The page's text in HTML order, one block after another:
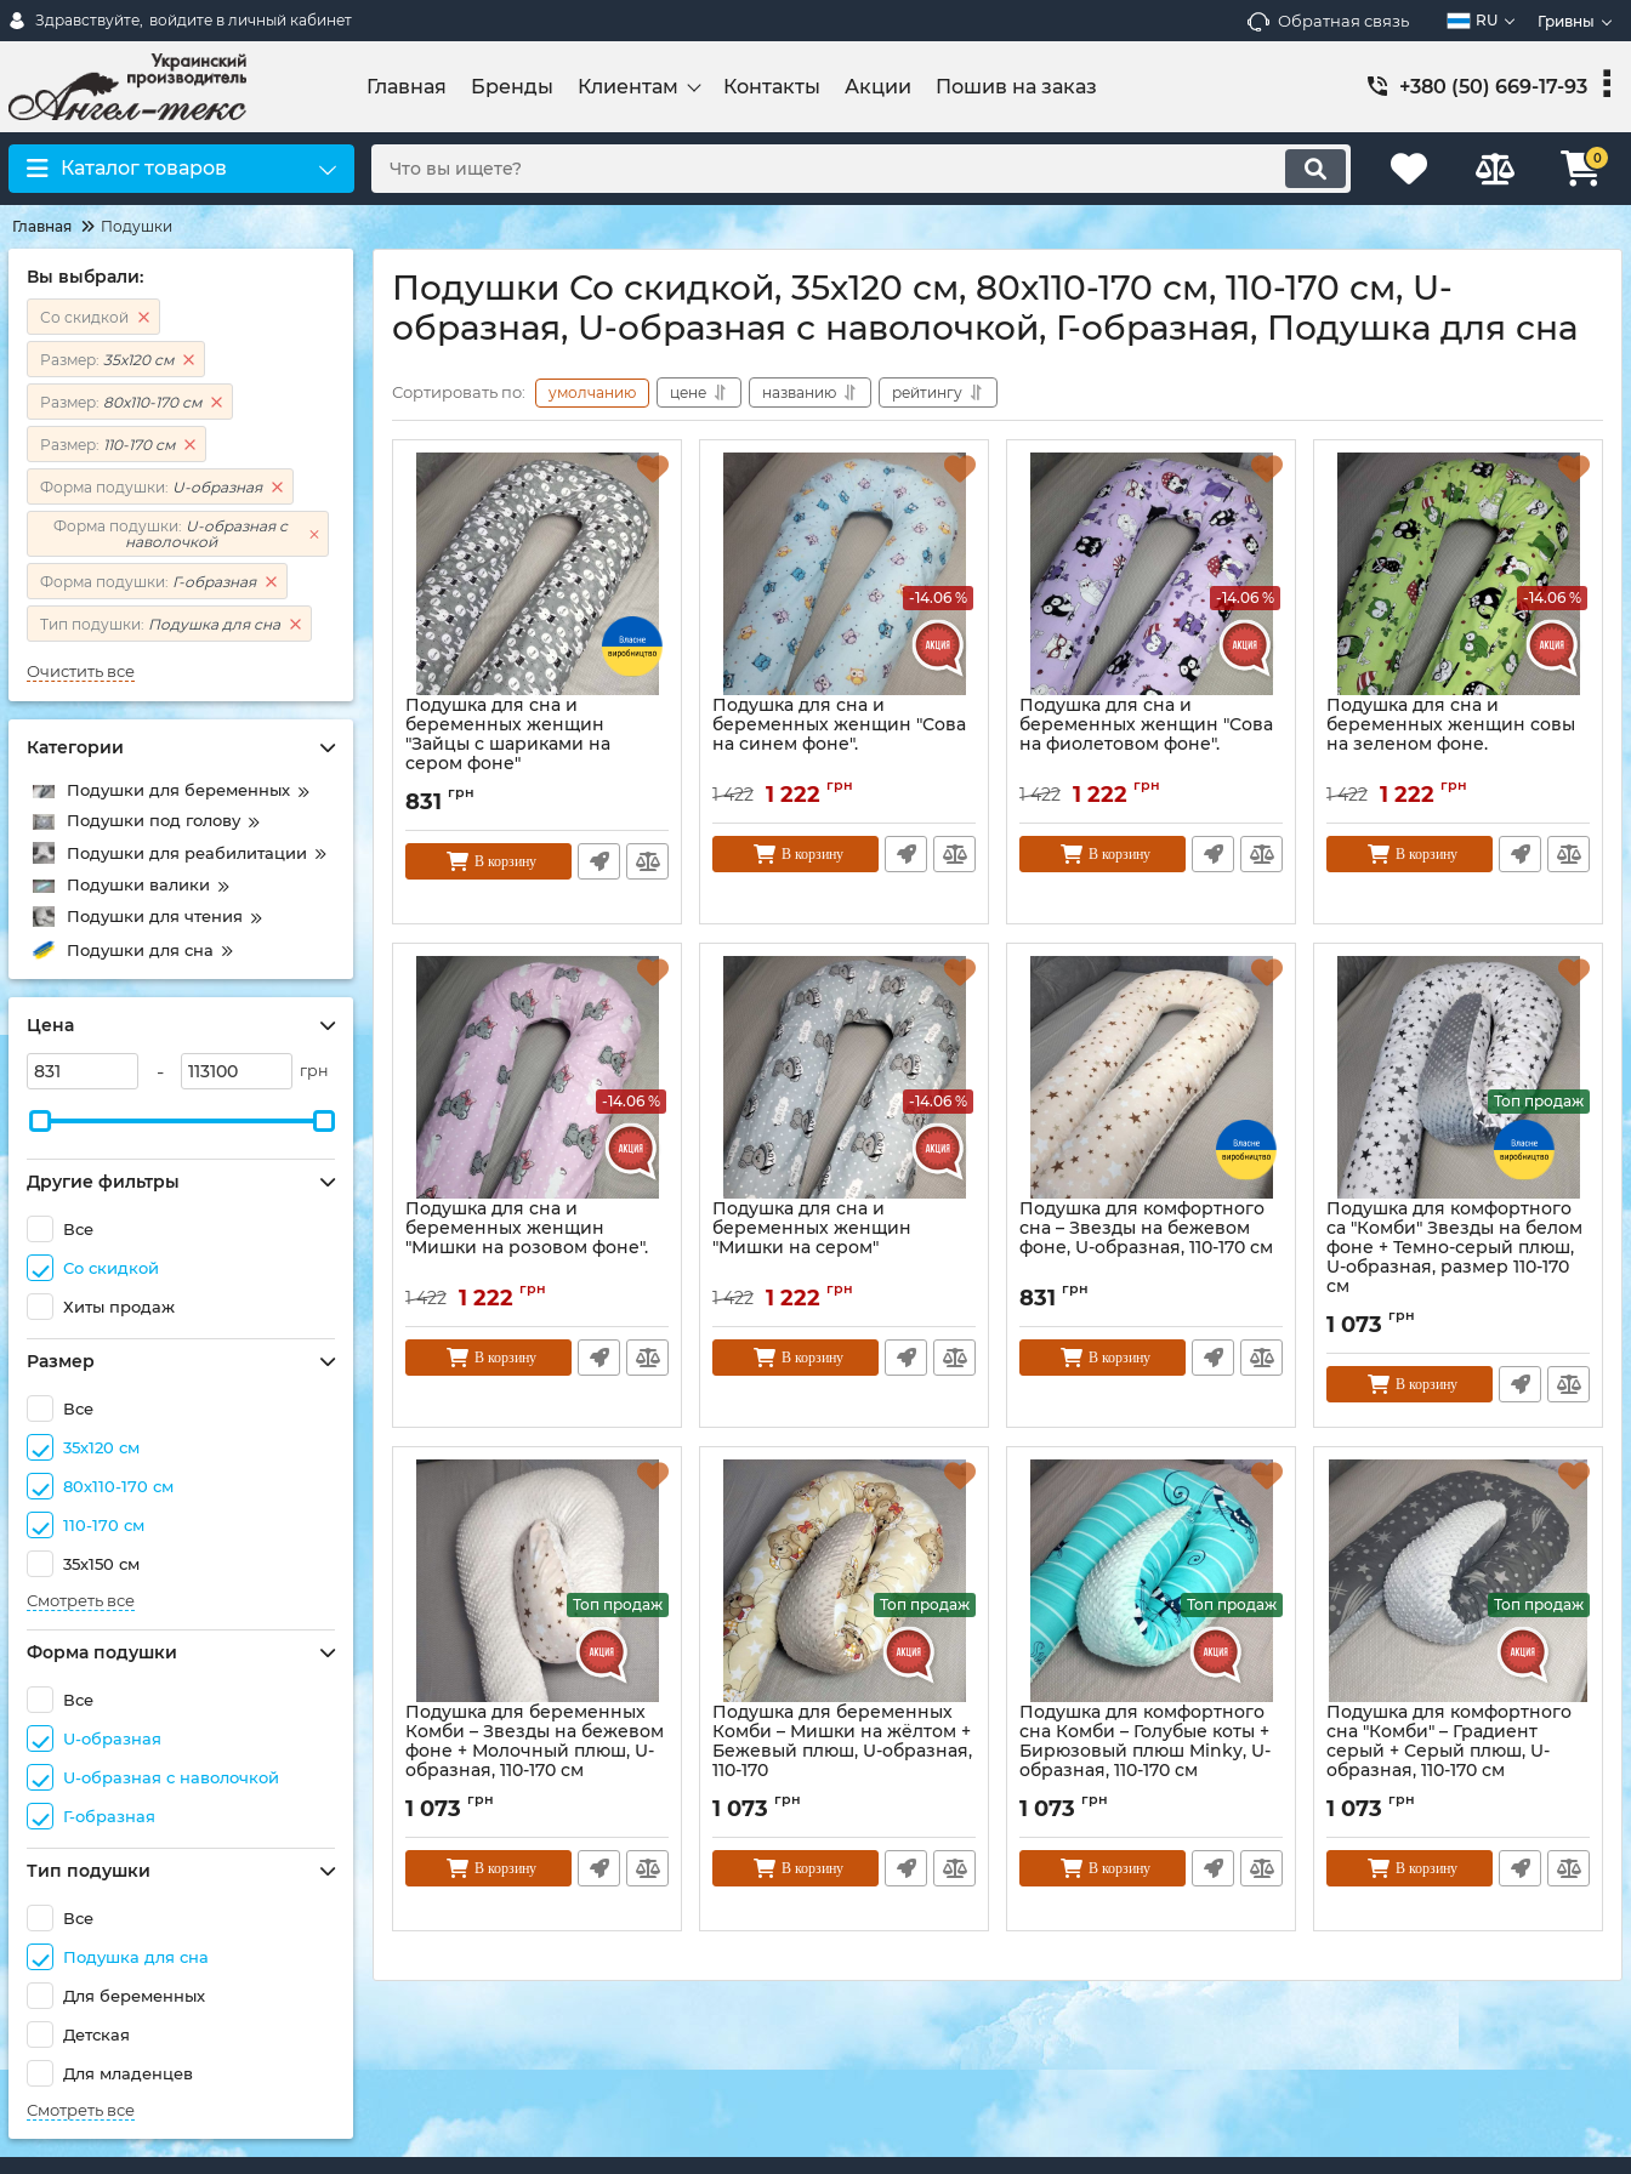
Здравствуйте, войдите в личный кабинет Обратная связь RU Гривны
Главная Бренды Клиентам Контакты Акции Пошив на заказ +380 (50) 669-17-93
Каталог товаров 0
Главная Подушки
Вы выбрали:
Со скидкой
Размер: 35х120 см
Размер: 80х110-170 см
Размер: 110-170 см
Форма подушки: U-образная
Форма подушки: U-образная с
наволочкой
Форма подушки: Г-образная
Тип подушки: Подушка для сна
Очистить все
Категории
Подушки для беременных
Подушки под голову
Подушки для реабилитации
Подушки валики
Подушки для чтения
Подушки для сна
Цена
- грн
Другие фильтры
Все
Со скидкой
Хиты продаж
Размер
Все
35х120 см
80х110-170 см
110-170 см
35х150 см
Смотреть все
Форма подушки
Все
U-образная
U-образная с наволочкой
Г-образная
Тип подушки
Все
Подушка для сна
Для беременных
Детская
Для младенцев
Смотреть все
Подушки Со скидкой, 35х120 см, 80х110-170 см, 110-170 см, U-
образная, U-образная с наволочкой, Г-образная, Подушка для сна
Сортировать по: умолчанию цене названию рейтингу
Подушка для сна и
беременных женщин
"Зайцы с шариками на
сером фоне"
831 грн
В корзину
-14.06 %
Подушка для сна и
беременных женщин "Сова
на синем фоне".
1 422 1 222 грн
В корзину
-14.06 %
Подушка для сна и
беременных женщин "Сова
на фиолетовом фоне".
1 422 1 222 грн
В корзину
-14.06 %
Подушка для сна и
беременных женщин совы
на зеленом фоне.
1 422 1 222 грн
В корзину
-14.06 %
Подушка для сна и
беременных женщин
"Мишки на розовом фоне".
1 422 1 222 грн
В корзину
-14.06 %
Подушка для сна и
беременных женщин
"Мишки на сером"
1 422 1 222 грн
В корзину
Подушка для комфортного
сна – Звезды на бежевом
фоне, U-образная, 110-170 см
831 грн
В корзину
Топ продаж
Подушка для комфортного
са "Комби" Звезды на белом
фоне + Темно-серый плюш,
U-образная, размер 110-170
см
1 073 грн
В корзину
Топ продаж
Подушка для беременных
Комби – Звезды на бежевом
фоне + Молочный плюш, U-
образная, 110-170 см
1 073 грн
В корзину
Топ продаж
Подушка для беременных
Комби – Мишки на жёлтом +
Бежевый плюш, U-образная,
110-170
1 073 грн
В корзину
Топ продаж
Подушка для комфортного
сна Комби – Голубые коты +
Бирюзовый плюш Minky, U-
образная, 110-170 см
1 073 грн
В корзину
Топ продаж
Подушка для комфортного
сна "Комби" – Градиент
серый + Серый плюш, U-
образная, 110-170 см
1 073 грн
В корзину